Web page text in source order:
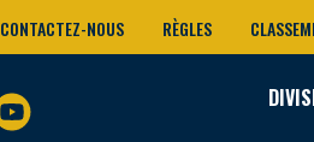
CONTACTEZ-NOUS RÈGLES